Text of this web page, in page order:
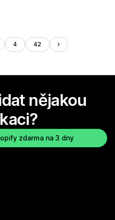
4 42
nějakou
zdarma na 3 dny